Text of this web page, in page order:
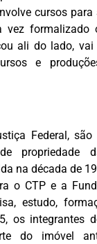
cursos
vez formalizado
ali do lado,
e
Federal,
propriedade
na década de
o CTP e a
estudo,
os integrantes
do imóvel